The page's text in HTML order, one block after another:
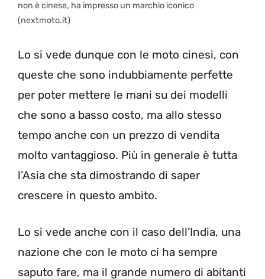
non è cinese, ha impresso un marchio iconico
(nextmoto.it)
Lo si vede dunque con le moto cinesi, con
queste che sono indubbiamente perfette
per poter mettere le mani su dei modelli
che sono a basso costo, ma allo stesso
tempo anche con un prezzo di vendita
molto vantaggioso. Più in generale è tutta
l’Asia che sta dimostrando di saper
crescere in questo ambito.
Lo si vede anche con il caso dell’India, una
nazione che con le moto ci ha sempre
saputo fare, ma il grande numero di abitanti